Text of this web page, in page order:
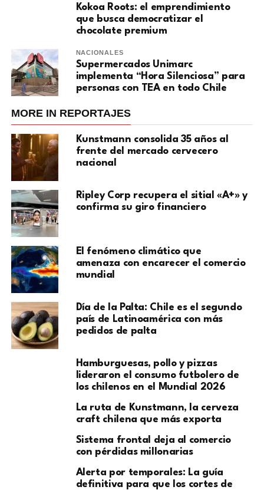
Kokoa Roots: el emprendimiento
que busca democratizar el
chocolate premium
NACIONALES
Supermercados Unimarc
implementa “Hora Silenciosa” para
personas con TEA en todo Chile
MORE IN REPORTAJES
Kunstmann consolida 35 años al
frente del mercado cervecero
nacional
Ripley Corp recupera el sitial «A+» y
confirma su giro financiero
El fenómeno climático que
amenaza con encarecer el comercio
mundial
Día de la Palta: Chile es el segundo
país de Latinoamérica con más
pedidos de palta
Hamburguesas, pollo y pizzas
lideraron el consumo futbolero de
los chilenos en el Mundial 2026
La ruta de Kunstmann, la cerveza
craft chilena que más exporta
Sistema frontal deja al comercio
con pérdidas millonarias
Alerta por temporales: La guía
definitiva para que los cortes de